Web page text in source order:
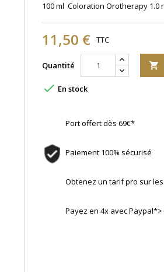
100 ml Coloration Orotherapy 1.0
11,50 € TTC
Quantité 
 En stock
Port offert dès 69€*
Paiement 100% sécurisé
Obtenez un tarif pro sur
Payez en 4x avec Paypal*>